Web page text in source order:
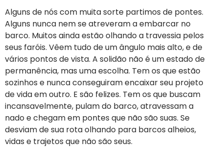
Alguns de nós com muita sorte partimos de pontes.
Alguns nunca nem se atreveram a embarcar no
barco. Muitos ainda estão olhando a travessia pelos
seus faróis. Vêem tudo de um ângulo mais alto, e de
vários pontos de vista. A solidão não é um estado de
permanência, mas uma escolha. Tem os que estão
sozinhos e nunca conseguiram encaixar seu projeto
de vida em outro. E são felizes. Tem os que buscam
incansavelmente, pulam do barco, atravessam a
nado e chegam em pontes que não são suas. Se
desviam de sua rota olhando para barcos alheios,
vidas e trajetos que não são seus.